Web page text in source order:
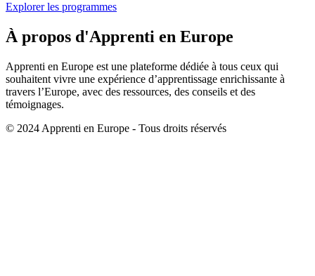
Explorer les programmes
À propos d'Apprenti en Europe
Apprenti en Europe est une plateforme dédiée à tous ceux qui
souhaitent vivre une expérience d’apprentissage enrichissante à
travers l’Europe, avec des ressources, des conseils et des
témoignages.
© 2024 Apprenti en Europe - Tous droits réservés